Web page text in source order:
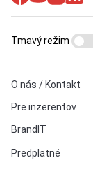
O nás / Kontakt
Pre inzerentov
BrandIT
Predplatné
Tmavý režim